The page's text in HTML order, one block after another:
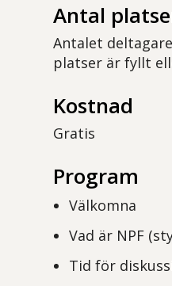
Antal
Antalet
platser är fyllt
Kostnad
Gratis
Program
Välkomna
Vad är NPF
Tid för